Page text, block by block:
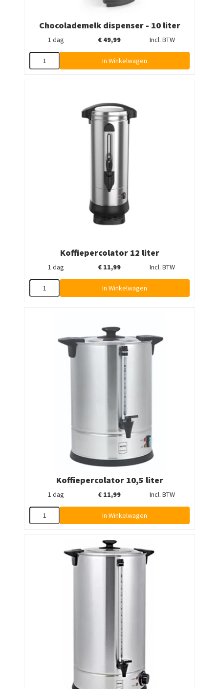
Chocolademelk dispenser - 10 liter
1 dag € 49,99 Incl. BTW
In Winkelwagen
Koffiepercolator 12 liter
1 dag € 11,99 Incl. BTW
In Winkelwagen
Koffiepercolator 10,5 liter
1 dag € 11,99 Incl. BTW
In Winkelwagen